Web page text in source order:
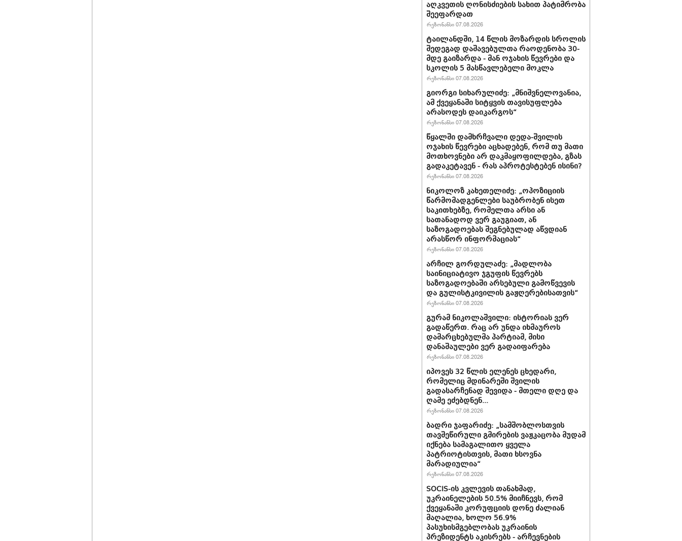
აღკვეთის ღონისძიების სახით პატიმრობა
შეეფარდათ
რეზონანსი 07.08.2026
ტაილანდში, 14 წლის მოზარდის სროლის
შედეგად დაშავებულთა რაოდენობა 30-
მდე გაიზარდა - მან ოჯახის წევრები და
სკოლის 5 მასწავლებელი მოკლა
რეზონანსი 07.08.2026
გიორგი სიხარულიძე: „მნიშვნელოვანია,
ამ ქვეყანაში სიტყვის თავისუფლება
არასოდეს დაიკარგოს“
რეზონანსი 07.08.2026
წყალში დამხრჩვალი დედა-შვილის
ოჯახის წევრები აცხადებენ, რომ თუ მათი
მოთხოვნები არ დაკმაყოფილდება, გზას
გადაკეტავენ - რას აპროტესტებენ ისინი?
რეზონანსი 07.08.2026
ნიკოლოზ კახეთელიძე: „ოპოზიციის
წარმომადგენლები საუბრობენ ისეთ
საკითხებზე, რომელთა არსი ან
სათანადოდ ვერ გაუგიათ, ან
საზოგადოებას შეგნებულად აწვდიან
არასწორ ინფორმაციას“
რეზონანსი 07.08.2026
არჩილ გორდულაძე: „მადლობა
საინიციატივო ჯგუფის წევრებს
საზოგადოებაში არსებული გამოწვევის
და გულისტკივილის გაჟღერებისათვის“
რეზონანსი 07.08.2026
გურამ ნიკოლაშვილი: ისტორიას ვერ
გადაწერთ. რაც არ უნდა იხმაუროს
დამარცხებულმა პარტიამ, მისი
დანაშაულები ვერ გადაიფარება
რეზონანსი 07.08.2026
იპოვეს 32 წლის ელენეს ცხედარი,
რომელიც მდინარეში შვილის
გადასარჩენად შევიდა - მთელი დღე და
ღამე ეძებდნენ...
რეზონანსი 07.08.2026
ბადრი ჯაფარიძე: „სამშობლოსთვის
თავშეწირული გმირების ვაჟკაცობა მუდამ
იქნება სამაგალითო ყველა
პატრიოტისთვის, მათი ხსოვნა
მარადიულია“
რეზონანსი 07.08.2026
SOCIS-ის კვლევის თანახმად,
უკრაინელების 50.5% მიიჩნევს, რომ
ქვეყანაში კორუფციის დონე ძალიან
მაღალია, ხოლო 56.9%
პასუხისმგებლობას უკრაინის
პრეზიდენტს აკისრებს - არჩევნების